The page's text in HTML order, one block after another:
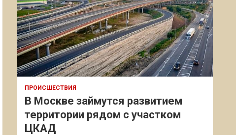
ПРОИСШЕСТВИЯ
В Москве займутся развитием
территории рядом с участком
ЦКАД